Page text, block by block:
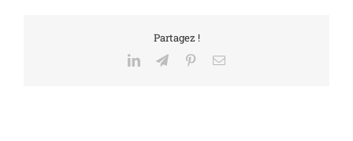
Partagez !
LinkedInTelegramPinterestEmail